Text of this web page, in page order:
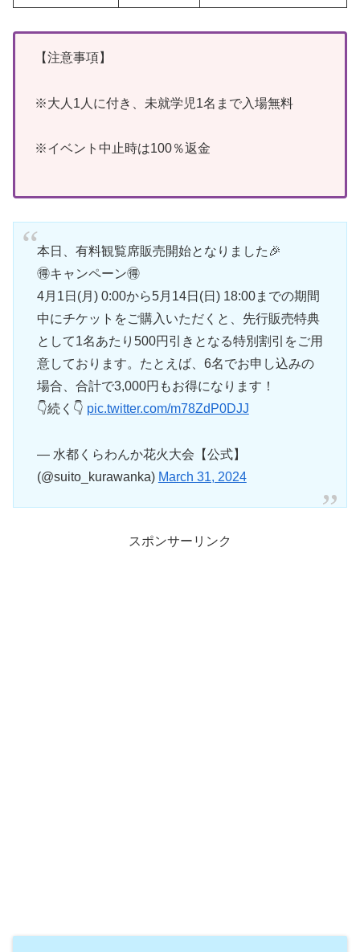
【注意事項】
※大人1人に付き、未就学児1名まで入場無料
※イベント中止時は100％返金
本日、有料観覧席販売開始となりました🎉
🉐キャンペーン🉐
4月1日(月) 0:00から5月14日(日) 18:00までの期間
中にチケットをご購入いただくと、先行販売特典
として1名あたり500円引きとなる特別割引をご用
意しております。たとえば、6名でお申し込みの
場合、合計で3,000円もお得になります！
👇続く👇 pic.twitter.com/m78ZdP0DJJ
— 水都くらわんか花火大会【公式】
(@suito_kurawanka) March 31, 2024
スポンサーリンク